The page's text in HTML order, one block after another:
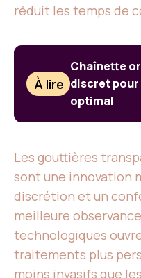
réduit les temps de
À lire
Chaînette
discret
optimal
Les gouttières
sont une innovation
discrétion et un
meilleure
technologiques
traitements plus
moins invasifs que